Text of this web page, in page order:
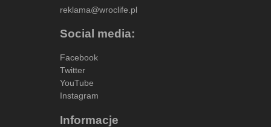
reklama@wroclife.pl
Social media:
Facebook
Twitter
YouTube
Instagram
Informacje